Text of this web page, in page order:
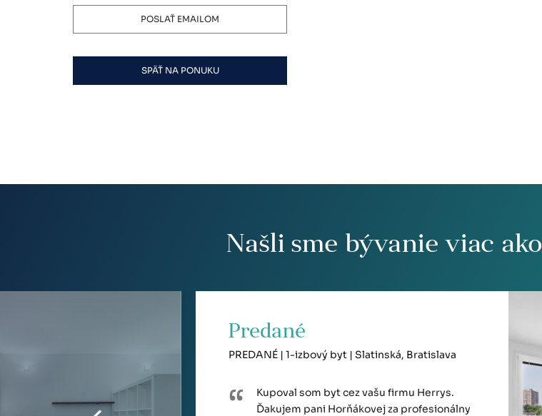
POSLAŤ EMAILOM
SPÄŤ NA PONUKU
Našli sme bývanie viac ako
Predané
PREDANÉ | 1-izbový byt | Slatinská, Bratislava
Kupoval som byt cez vašu firmu Herrys.
Ďakujem pani Horňákovej za profesionálny